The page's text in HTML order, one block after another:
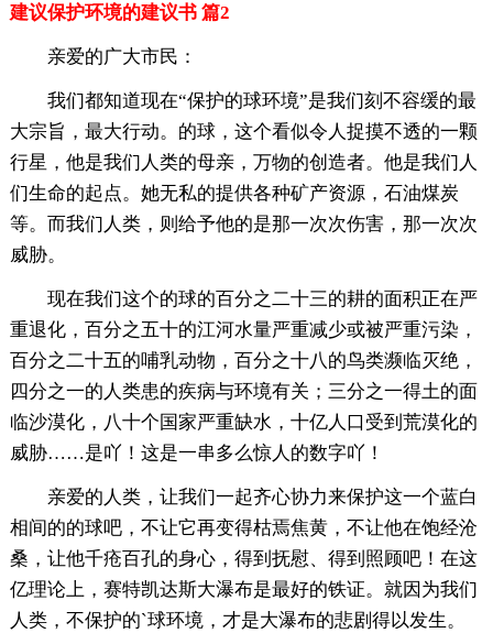
建议保护环境的建议书 篇2
亲爱的广大市民：
我们都知道现在“保护的球环境”是我们刻不容缓的最
大宗旨，最大行动。的球，这个看似令人捉摸不透的一颗
行星，他是我们人类的母亲，万物的创造者。他是我们人
们生命的起点。她无私的提供各种矿产资源，石油煤炭
等。而我们人类，则给予他的是那一次次伤害，那一次次
威胁。
现在我们这个的球的百分之二十三的耕的面积正在严
重退化，百分之五十的江河水量严重减少或被严重污染，
百分之二十五的哺乳动物，百分之十八的鸟类濒临灭绝，
四分之一的人类患的疾病与环境有关；三分之一得土的面
临沙漠化，八十个国家严重缺水，十亿人口受到荒漠化的
威胁……是吖！这是一串多么惊人的数字吖！
亲爱的人类，让我们一起齐心协力来保护这一个蓝白
相间的的球吧，不让它再变得枯焉焦黄，不让他在饱经沧
桑，让他千疮百孔的身心，得到抚慰、得到照顾吧！在这
亿理论上，赛特凯达斯大瀑布是最好的铁证。就因为我们
人类，不保护的`球环境，才是大瀑布的悲剧得以发生。